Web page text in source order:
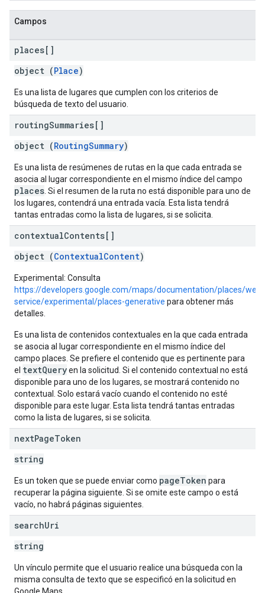
Campos
places[]
object (Place)
Es una lista de lugares que cumplen con los criterios de
búsqueda de texto del usuario.
routingSummaries[]
object (RoutingSummary)
Es una lista de resúmenes de rutas en la que cada entrada se
asocia al lugar correspondiente en el mismo índice del campo
places . Si el resumen de la ruta no está disponible para uno de
los lugares, contendrá una entrada vacía. Esta lista tendrá
tantas entradas como la lista de lugares, si se solicita.
contextualContents[]
object (ContextualContent)
Experimental: Consulta
https://developers.google.com/maps/documentation/places/web-
service/experimental/places-generative para obtener más
detalles.
Es una lista de contenidos contextuales en la que cada entrada
se asocia al lugar correspondiente en el mismo índice del
campo places. Se prefiere el contenido que es pertinente para
el textQueryen la solicitud. Si el contenido contextual no está
disponible para uno de los lugares, se mostrará contenido no
contextual. Solo estará vacío cuando el contenido no esté
disponible para este lugar. Esta lista tendrá tantas entradas
como la lista de lugares, si se solicita.
nextPageToken
string
Es un token que se puede enviar como pageToken para
recuperar la página siguiente. Si se omite este campo o está
vacío, no habrá páginas siguientes.
searchUri
string
Un vínculo permite que el usuario realice una búsqueda con la
misma consulta de texto que se especificó en la solicitud en